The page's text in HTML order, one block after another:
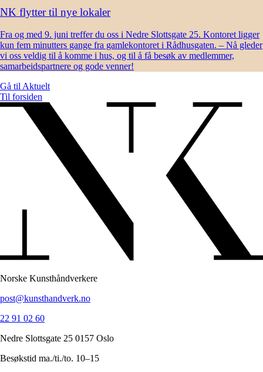
NK flytter til nye lokaler
Fra og med 9. juni treffer du oss i Nedre Slottsgate 25. Kontoret ligger
kun fem minutters gange fra gamlekontoret i Rådhusgaten. – Nå gleder
vi oss veldig til å komme i hus, og til å få besøk av medlemmer,
samarbeidspartnere og gode venner!
Gå til Aktuelt
Til forsiden
Norske Kunsthåndverkere
post@kunsthandverk.no
22 91 02 60
Nedre Slottsgate 25 0157 Oslo
Besøkstid ma./ti./to. 10–15